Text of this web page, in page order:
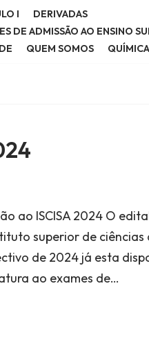
I
DERIVADAS
DE ADMISSÃO AO ENSINO
QUEM SOMOS QUÍMICA
ao ISCISA 2024 O
superior de ciências
de 2024 já esta
ao exames de…